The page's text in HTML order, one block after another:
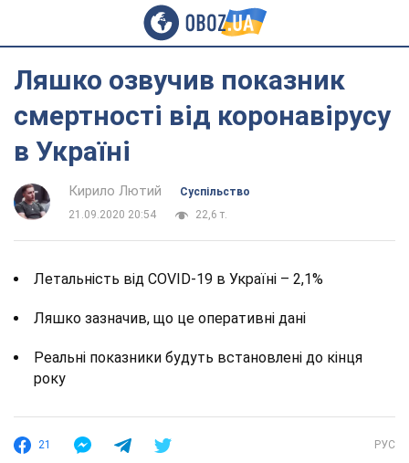
Ляшко озвучив показник
смертності від коронавірусу
в Україні
Кирило Лютий
Суспільство
21.09.2020 20:54
22,6 т.
Летальність від COVID-19 в Україні – 2,1%
Ляшко зазначив, що це оперативні дані
Реальні показники будуть встановлені до кінця
року
21 РУС